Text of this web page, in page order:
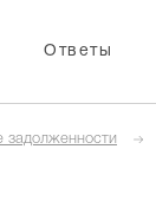
Ответы
задолженности